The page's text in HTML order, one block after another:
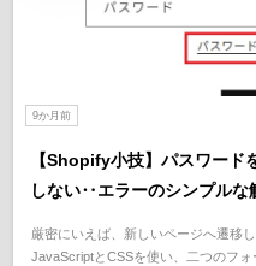
9か月前
【Shopify小技】パスワード
しない‥エラーのシンプルな
厳密にいえば、新しいページへ遷移
JavaScriptとCSSを使い、二つのフォ